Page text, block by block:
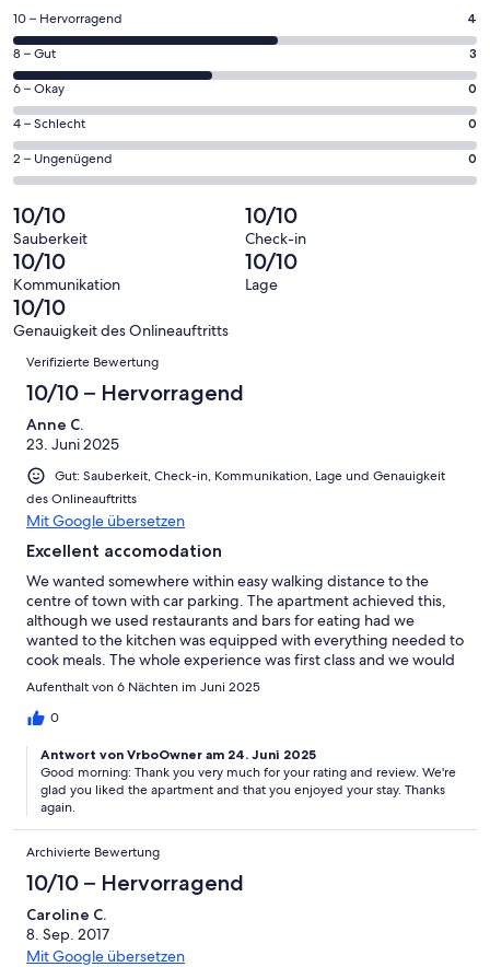
einem
neuen
Fenster
geöffnet
4
von
insgesamt
7
Gästebewertungen
haben
eine
Bewertung
von
10
-
Hervorragend
10 – Hervorragend 4
3
von
insgesamt
7
Gästebewertungen
haben
Bewertung
von
8
-
Gut
8 – Gut 3
0
von
insgesamt
7
Gästebewertungen
haben
eine
Bewertung
von
6
-
Okay
6 – Okay 0
0
von
insgesamt
Gästebewertungen
haben
eine
Bewertung
von
4
4 – Schlecht 0
0
von
insgesamt
7
Gästebewertungen
haben
eine
Bewertung
2 – Ungenügend 0
10/10
Sauberkeit
10/10
Check-in
10/10
Kommunikation
10/10
Lage
10/10
Genauigkeit des Onlineauftritts
Bewertungen
Verifizierte Bewertung
10/10 – Hervorragend
Anne C.
23. Juni 2025
Gut: Sauberkeit, Check-in, Kommunikation, Lage und Genauigkeit
des Onlineauftritts
Mit Google übersetzen
Excellent accomodation
We wanted somewhere within easy walking distance to the
centre of town with car parking. The apartment achieved this,
although we used restaurants and bars for eating had we
wanted to the kitchen was equipped with everything needed to
cook meals. The whole experience was first class and we would
use again. Luis' instructions were simple and concise.
Aufenthalt von 6 Nächten im Juni 2025
0
Antwort von VrboOwner am 24. Juni 2025
Good morning: Thank you very much for your rating and review. We're
glad you liked the apartment and that you enjoyed your stay. Thanks
again.
Archivierte Bewertung
10/10 – Hervorragend
Caroline C.
8. Sep. 2017
Mit Google übersetzen